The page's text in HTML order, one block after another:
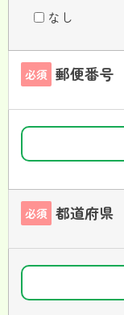
なし
必須 郵便番号
必須 都道府県